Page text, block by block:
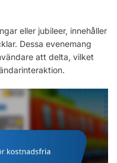
eller jubileer, innehåller
Dessa evenemang
att delta, vilket